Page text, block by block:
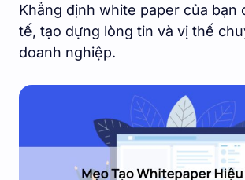
Khẳng định white paper của bạn
tế, tạo dựng lòng tin và vị thế
doanh nghiệp.